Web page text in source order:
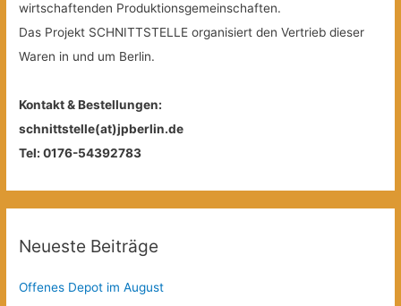
wirtschaftenden Produktionsgemeinschaften.
Das Projekt SCHNITTSTELLE organisiert den Vertrieb dieser
Waren in und um Berlin.
Kontakt & Bestellungen:
schnittstelle(at)jpberlin.de
Tel: 0176-54392783
Neueste Beiträge
Offenes Depot im August